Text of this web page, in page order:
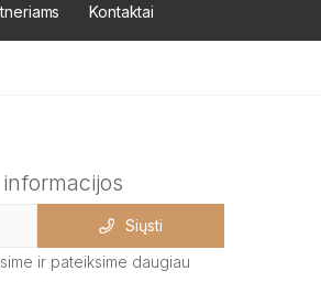
Kontaktai
Siųsti
ir pateiksime daugiau